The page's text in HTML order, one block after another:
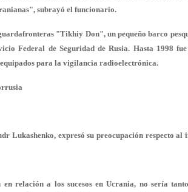
subrayó el funcionario.
"Tikhiy Don", un pequeño barco
Federal de Seguridad de Rusia. Hasta 1998
equipados para la vigilancia radioelectrónica.
Lukashenko, expresó su preocupación respecto al
relación a los sucesos en Ucrania, no sería